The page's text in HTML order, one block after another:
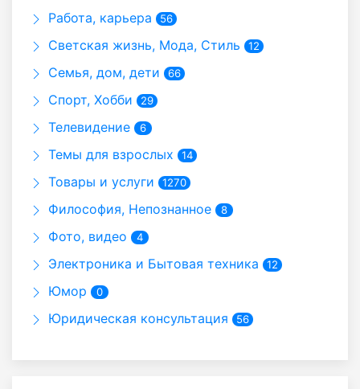
Работа, карьера 56
Светская жизнь, Мода, Стиль 12
Семья, дом, дети 66
Спорт, Хобби 29
Телевидение 6
Темы для взрослых 14
Товары и услуги 1270
Философия, Непознанное 8
Фото, видео 4
Электроника и Бытовая техника 12
Юмор 0
Юридическая консультация 56